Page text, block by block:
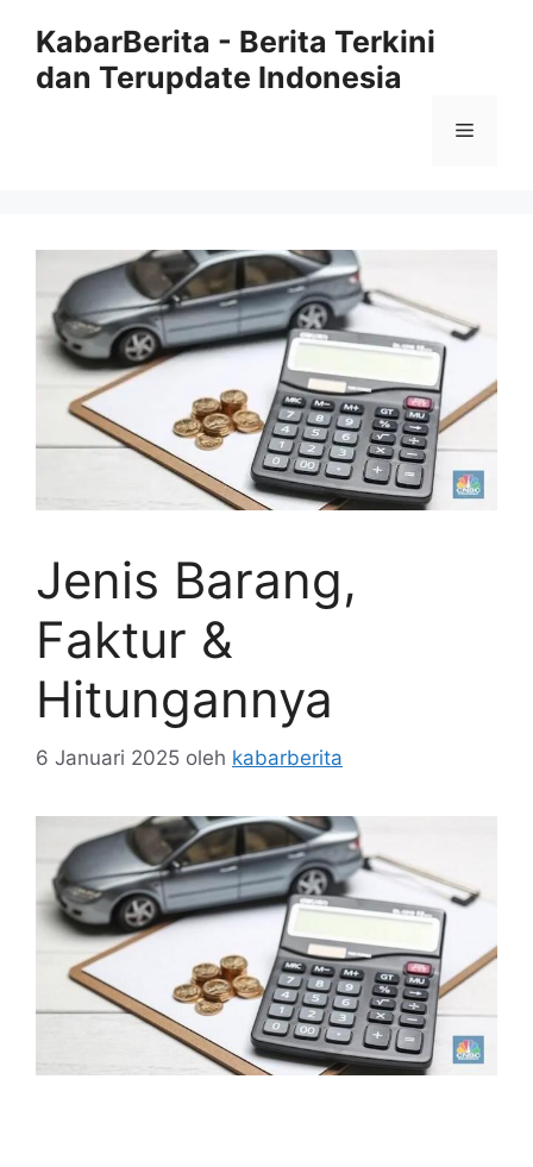
KabarBerita - Berita Terkini
dan Terupdate Indonesia
Menu
Jenis Barang,
Faktur &
Hitungannya
6 Januari 2025 oleh kabarberita